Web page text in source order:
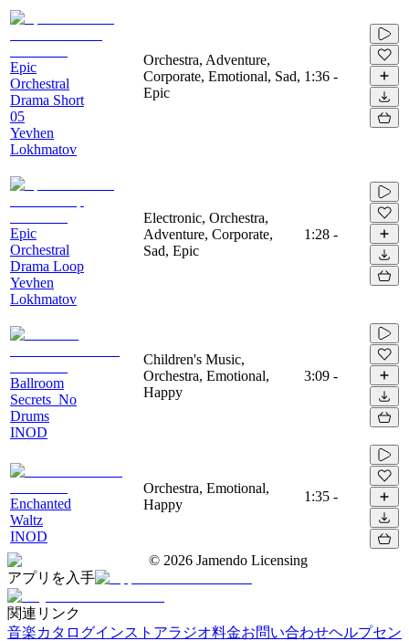
Epic
Orchestral
Drama Short
05
Yevhen
Lokhmatov
Orchestra, Adventure,
Corporate, Emotional, Sad,
Epic
1:36 -
Epic
Orchestral
Drama Loop
Yevhen
Lokhmatov
Electronic, Orchestra,
Adventure, Corporate,
Sad, Epic
1:28 -
Ballroom
Secrets_No
Drums
INOD
Children's Music,
Orchestra, Emotional,
Happy
3:09 -
Enchanted
Waltz
INOD
Orchestra, Emotional,
Happy
1:35 -
© 2026 Jamendo Licensing
アプリを入手
関連リンク
音楽カタログインストアラジオ料金お問い合わせヘルプセン